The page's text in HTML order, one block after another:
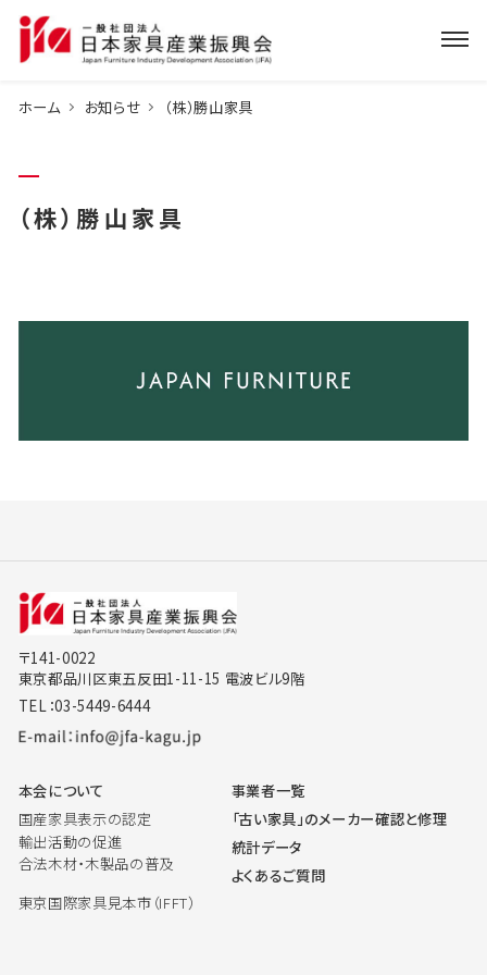
ホーム お知らせ （株）勝山家具
（株）勝山家具
〒141-0022
東京都品川区東五反田1-11-15 電波ビル9階
TEL：03-5449-6444
本会について
国産家具表示の認定
輸出活動の促進
合法木材・木製品の普及
東京国際家具見本市（IFFT）
事業者一覧
「古い家具」のメーカー確認と修理
統計データ
よくあるご質問